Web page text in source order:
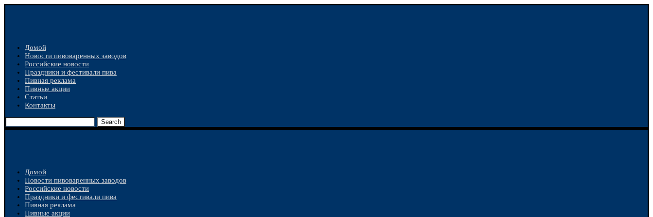
Домой
Новости пивоваренных заводов
Российские новости
Праздники и фестивали пива
Пивная реклама
Пивные акции
Статьи
Контакты
Search
Домой
Новости пивоваренных заводов
Российские новости
Праздники и фестивали пива
Пивная реклама
Пивные акции